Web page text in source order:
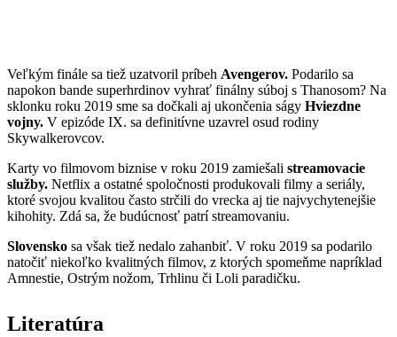
Veľkým finále sa tiež uzatvoril príbeh Avengerov. Podarilo sa
napokon bande superhrdinov vyhrať finálny súboj s Thanosom? Na
sklonku roku 2019 sme sa dočkali aj ukončenia ságy Hviezdne
vojny. V epizóde IX. sa definitívne uzavrel osud rodiny
Skywalkerovcov.
Karty vo filmovom biznise v roku 2019 zamiešali streamovacie
služby. Netflix a ostatné spoločnosti produkovali filmy a seriály,
ktoré svojou kvalitou často strčili do vrecka aj tie najvychytenejšie
kihohity. Zdá sa, že budúcnosť patrí streamovaniu.
Slovensko sa však tiež nedalo zahanbiť. V roku 2019 sa podarilo
natočiť niekoľko kvalitných filmov, z ktorých spomeňme napríklad
Amnestie, Ostrým nožom, Trhlinu či Loli paradičku.
Literatúra